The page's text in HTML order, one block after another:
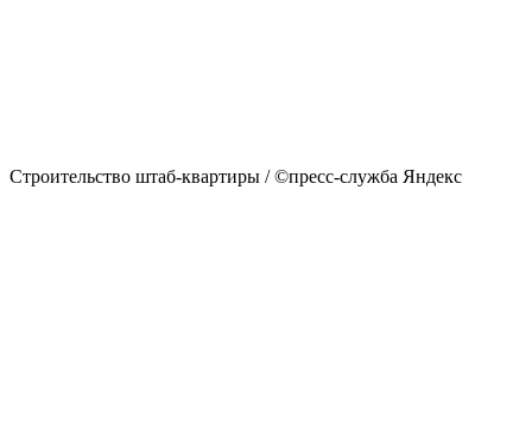
Строительство штаб-квартиры / ©пресс-служба Яндекс